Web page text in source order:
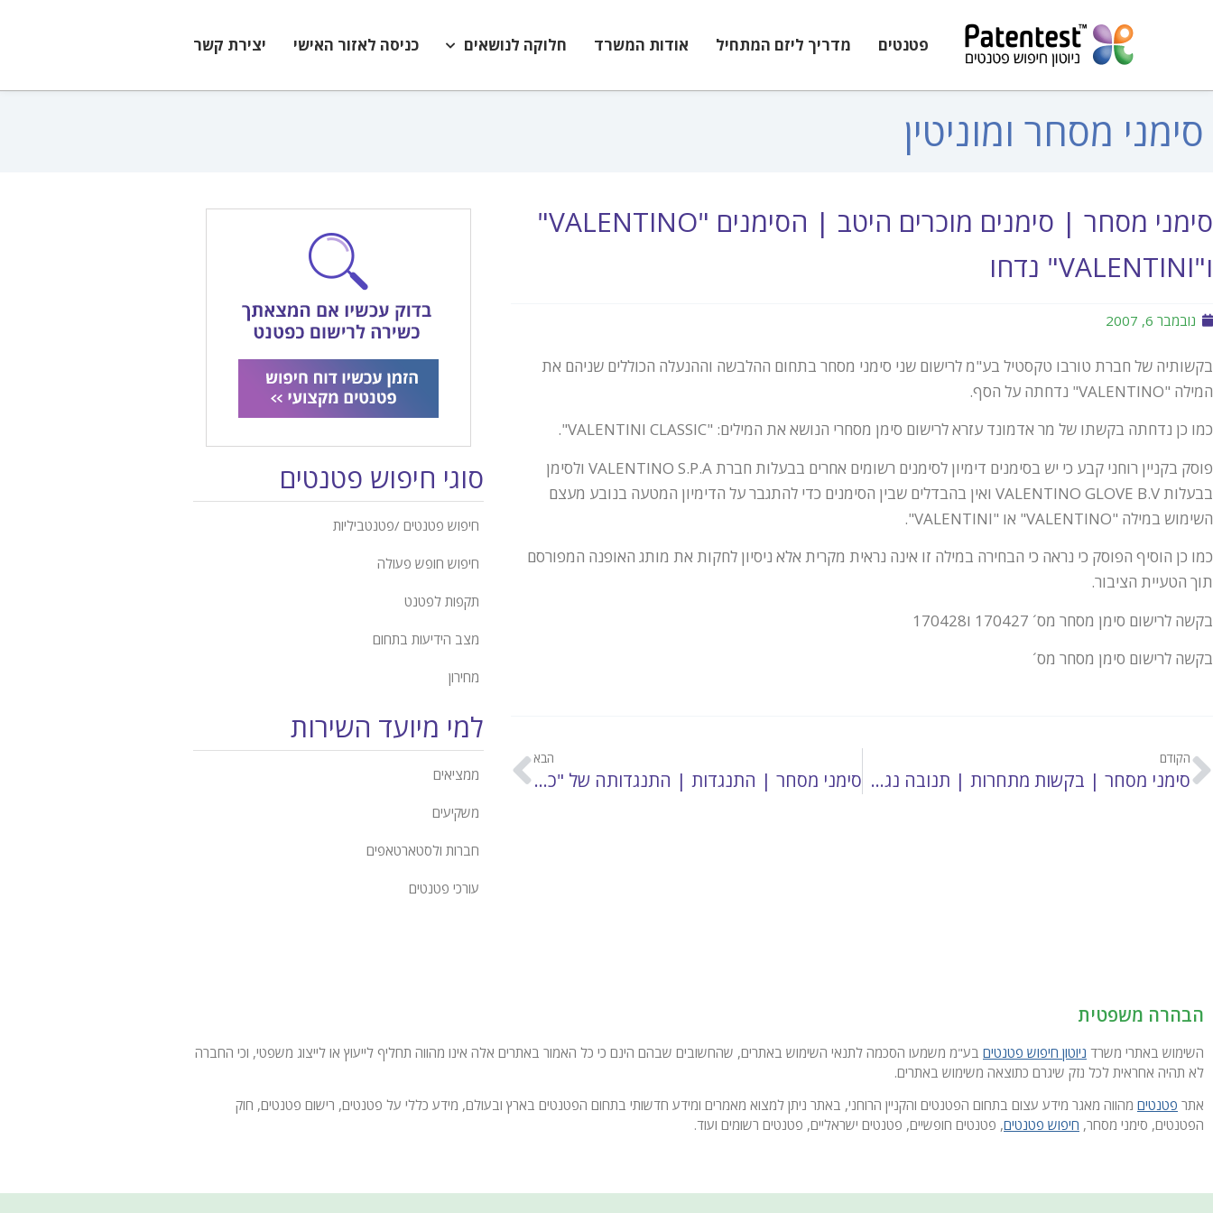
פטנטים מדריך ליזם המתחיל אודות המשרד חלוקה לנושאים כניסה לאזור האישי יצירת קשר
סימני מסחר ומוניטין
סימני מסחר | סימנים מוכרים היטב | הסימנים "VALENTINO"
ו"VALENTINI" נדחו
נובמבר 6, 2007
בקשותיה של חברת טורבו טקסטיל בע"מ לרישום שני סימני מסחר בתחום ההלבשה וההנעלה הכוללים שניהם את
המילה "VALENTINO" נדחתה על הסף.
כמו כן נדחתה בקשתו של מר אדמונד עזרא לרישום סימן מסחרי הנושא את המילים: "VALENTINI CLASSIC".
פוסק בקניין רוחני קבע כי יש בסימנים דימיון לסימנים רשומים אחרים בבעלות חברת VALENTINO S.P.A ולסימן
בבעלות VALENTINO GLOVE B.V ואין בהבדלים שבין הסימנים כדי להתגבר על הדימיון המטעה בנובע מעצם
השימוש במילה "VALENTINO" או "VALENTINI".
כמו כן הוסיף הפוסק כי נראה כי הבחירה במילה זו אינה נראית מקרית אלא ניסיון לחקות את מותג האופנה המפורסם
תוך הטעיית הציבור.
בקשה לרישום סימן מסחר מס´ 170427 ו170428
בקשה לרישום סימן מסחר מס´
הקודם
סימני מסחר | בקשות מתחרות | תנובה נגד יטבתה בעניין סימן המסחר "אשל"
הבא
סימני מסחר | התנגדות | התנגדותה של "כאוס" לרישום סימן מסחר מתחרה נדחתה
סוגי חיפוש פטנטים
חיפוש פטנטים /פטנטביליות
חיפוש חופש פעולה
תקפות לפטנט
מצב הידיעות בתחום
מחירון
למי מיועד השירות
ממציאים
משקיעים
חברות ולסטארטאפים
עורכי פטנטים
הבהרה משפטית
השימוש באתרי משרד ניוטון חיפוש פטנטים בע"מ משמעו הסכמה לתנאי השימוש באתרים, שהחשובים שבהם הינם כי כל האמור באתרים אלה אינו מהווה תחליף לייעוץ או לייצוג משפטי, וכי החברה
לא תהיה אחראית לכל נזק שיגרם כתוצאה משימוש באתרים.
אתר פטנטים מהווה מאגר מידע עצום בתחום הפטנטים והקניין הרוחני, באתר ניתן למצוא מאמרים ומידע חדשותי בתחום הפטנטים בארץ ובעולם, מידע כללי על פטנטים, רישום פטנטים, חוק
הפטנטים, סימני מסחר, חיפוש פטנטים, פטנטים חופשיים, פטנטים ישראליים, פטנטים רשומים ועוד.